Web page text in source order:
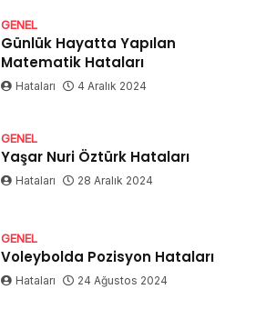
GENEL
Günlük Hayatta Yapılan
Matematik Hataları
Hataları 4 Aralık 2024
GENEL
Yaşar Nuri Öztürk Hataları
Hataları 28 Aralık 2024
GENEL
Voleybolda Pozisyon Hataları
Hataları 24 Ağustos 2024